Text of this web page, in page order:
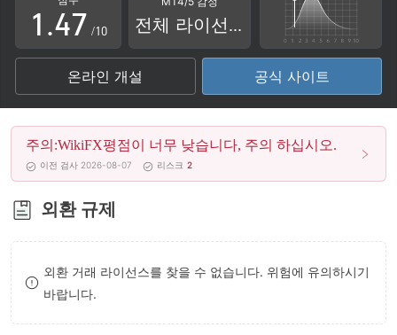
1
2
3
4
5
6
7
8
9
.4
5
6
7
8
9
7
8
9
/10 전체 라이선스
온라인 개설 공식 사이트
주의:WikiFX평점이 너무 낮습니다, 주의 하십시오.
이전 검사 2026-08-07 리스크 2
외환 규제
외환 거래 라이선스를 찾을 수 없습니다. 위험에 유의하시기
바랍니다.